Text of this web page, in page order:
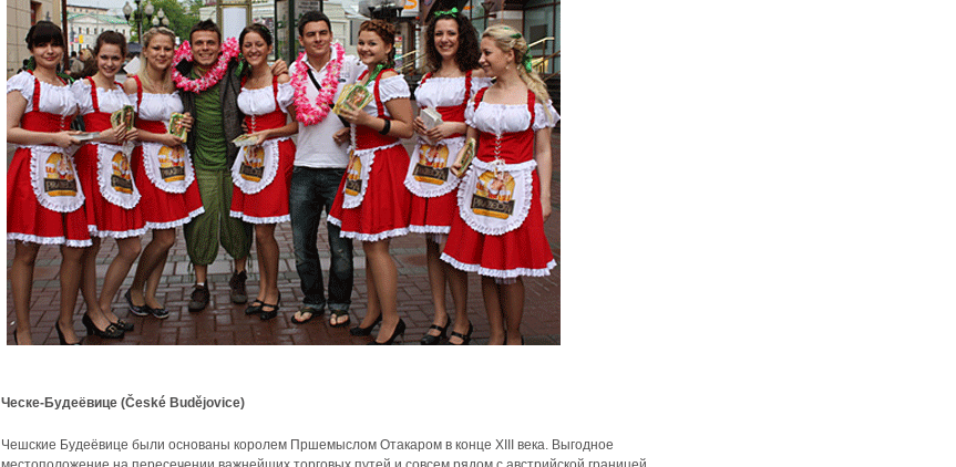
Ческе-Будеёвице (České Budějovice)
Чешские Будеёвице были основаны королем Пршемыслом Отакаром в конце XIII века. Выгодное